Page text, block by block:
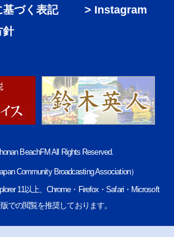
基づく表記
針
Instagram
BeachFM All Rights Reserved.
Community Broadcasting Association）
11以上、Chrome・Firefox・Safari・Microsoft
での閲覧を推奨しております。